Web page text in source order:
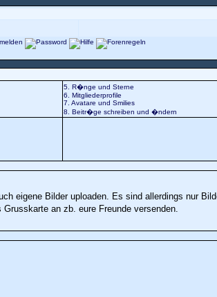
5. R�nge und Sterne
6. Mitgliederprofile
7. Avatare und Smilies
8. Beitr�ge schreiben und �ndern
eigene Bilder uploaden. Es sind allerdings nur
an zb. eure Freunde versenden.